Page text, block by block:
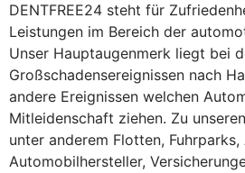
DENTFREE24 steht für
Leistungen im Bereich der
Unser Hauptaugenmerk liegt bei
Großschadensereignissen nach
andere Ereignissen welchen
Mitleidenschaft ziehen. Zu
unter anderem Flotten, Fuhrparks,
Automobilhersteller,